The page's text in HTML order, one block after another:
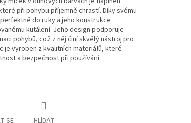
při pohybu příjemně chrastí. Díky svému
do ruky a jeho konstrukce
kutálení. Jeho design podporuje
pohybů, což z něj činí skvělý nástroj pro
je vyroben z kvalitních materiálů, které
a bezpečnost při používání.